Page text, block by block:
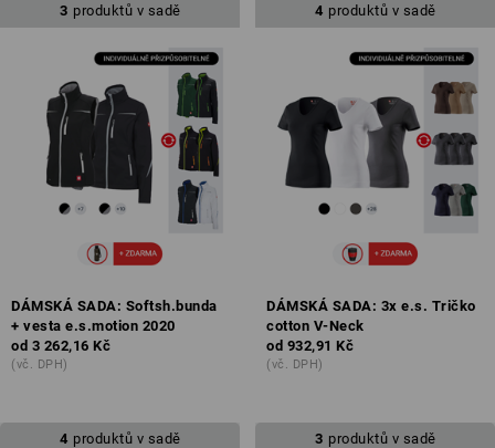
3 produktů v sadě
DÁMSKÁ SADA: Softsh.bunda
+ vesta e.s.motion 2020
od 3 262,16 Kč
(vč. DPH)
4 produktů v sadě
DÁMSKÁ SADA: 3x e.s. Tričko
cotton V-Neck
od 932,91 Kč
(vč. DPH)
4 produktů v sadě 3 produktů v sadě